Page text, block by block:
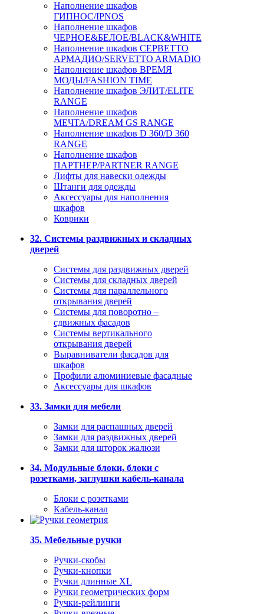
Наполнение шкафов
ГИПНОС/IPNOS
Наполнение шкафов
ЧЕРНОЕ&БЕЛОЕ/BLACK&WHITE
Наполнение шкафов СЕРВЕТТО
АРМАДИО/SERVETTO ARMADIO
Наполнение шкафов ВРЕМЯ
МОДЫ/FASHION TIME
Наполнение шкафов ЭЛИТ/ELITE
RANGE
Наполнение шкафов
МЕЧТА/DREAM GS RANGE
Наполнение шкафов D 360/D 360
RANGE
Наполнение шкафов
ПАРТНЕР/PARTNER RANGE
Лифты для навески одежды
Штанги для одежды
Аксессуары для наполнения
шкафов
Коврики
32. Системы раздвижных и складных
дверей
Системы для раздвижных дверей
Системы для складных дверей
Системы для параллельного
открывания дверей
Системы для поворотно –
сдвижных фасадов
Системы вертикального
открывания дверей
Выравниватели фасадов для
шкафов
Профили алюминиевые фасадные
Аксессуары для шкафов
33. Замки для мебели
Замки для распашных дверей
Замки для раздвижных дверей
Замки для шторок жалюзи
34. Модульные блоки, блоки с
розетками, заглушки кабель-канала
Блоки с розетками
Кабель-канал
35. Мебельные ручки
Ручки-скобы
Ручки-кнопки
Ручки длинные XL
Ручки геометрических форм
Ручки-рейлинги